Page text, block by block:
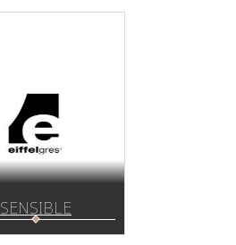
SENSIBLE